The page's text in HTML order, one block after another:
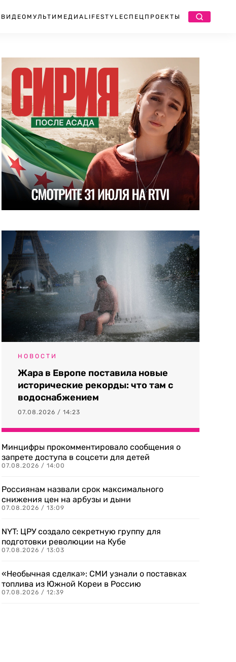
ВИДЕО МУЛЬТИМЕДИА LIFESTYLEСПЕЦПРОЕКТЫ
НОВОСТИ
Жара в Европе поставила новые
исторические рекорды: что там с
водоснабжением
07.08.2026 / 14:23
Минцифры прокомментировало сообщения о
запрете доступа в соцсети для детей
07.08.2026 / 14:00
Россиянам назвали срок максимального
снижения цен на арбузы и дыни
07.08.2026 / 13:09
NYT: ЦРУ создало секретную группу для
подготовки революции на Кубе
07.08.2026 / 13:03
«Необычная сделка»: СМИ узнали о поставках
топлива из Южной Кореи в Россию
07.08.2026 / 12:39